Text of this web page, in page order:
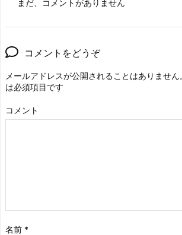
まだ、コメントがありません
コメントをどうぞ
メールアドレスが公開されることはありません
は必須項目です
コメント
名前 *